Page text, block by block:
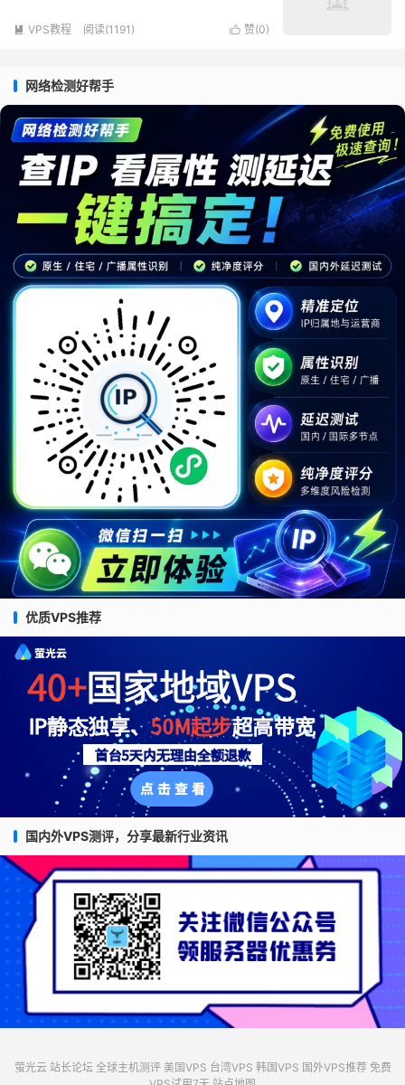
 赞(0)
 VPS教程 阅读(1191)
网络检测好帮手
优质VPS推荐
国内外VPS测评，分享最新行业资讯
萤光云 站长论坛 全球主机测评 美国VPS 台湾VPS 韩国VPS 国外VPS推荐 免费